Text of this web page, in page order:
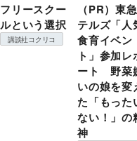
フリースクー
ルという選択
講談社コクリコ
（PR）東
テルズ「人
食育イベン
ト」参加レ
ート 野菜
いの娘を変
た「もった
ない！」の
神